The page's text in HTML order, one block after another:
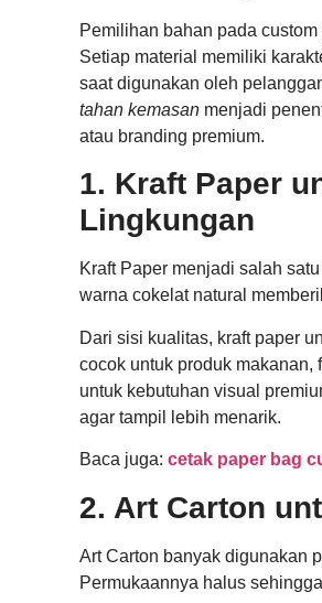
Pemilihan bahan pada
Setiap material memiliki
saat digunakan oleh
tahan kemasan menjadi
atau branding premium.
1. Kraft Paper
Lingkungan
Kraft Paper menjadi salah
warna cokelat natural
Dari sisi kualitas, kraft paper
cocok untuk produk
untuk kebutuhan visual
agar tampil lebih menarik.
Baca juga: cetak paper bag
2. Art Carton
Art Carton banyak digunakan
Permukaannya halus